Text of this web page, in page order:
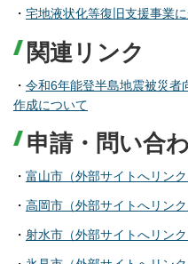
・ 宅地液状化等復旧支援事業
関連リンク
・ 令和6年能登半島地震被災者
作成について
申請・問い合
・ 富山市（外部サイトへリンク
・ 高岡市（外部サイトへリンク
・ 射水市（外部サイトへリンク